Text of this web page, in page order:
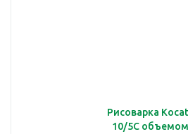
Рисоварка
10/5C объемом